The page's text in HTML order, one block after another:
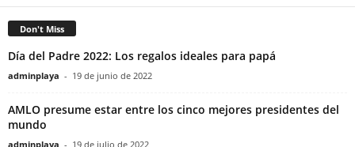
Don't Miss
Día del Padre 2022: Los regalos ideales para papá
adminplaya - 19 de junio de 2022
AMLO presume estar entre los cinco mejores presidentes del
mundo
adminplaya - 19 de julio de 2022